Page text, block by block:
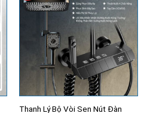
Thanh Lý Bộ Vòi Sen Nút Đàn